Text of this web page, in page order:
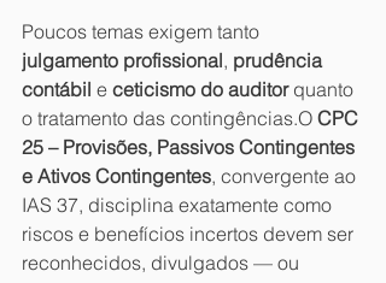
Poucos temas exigem tanto
julgamento profissional, prudência
contábil e ceticismo do auditor quanto
o tratamento das contingências.O CPC
25 – Provisões, Passivos Contingentes
e Ativos Contingentes, convergente ao
IAS 37, disciplina exatamente como
riscos e benefícios incertos devem ser
reconhecidos, divulgados — ou